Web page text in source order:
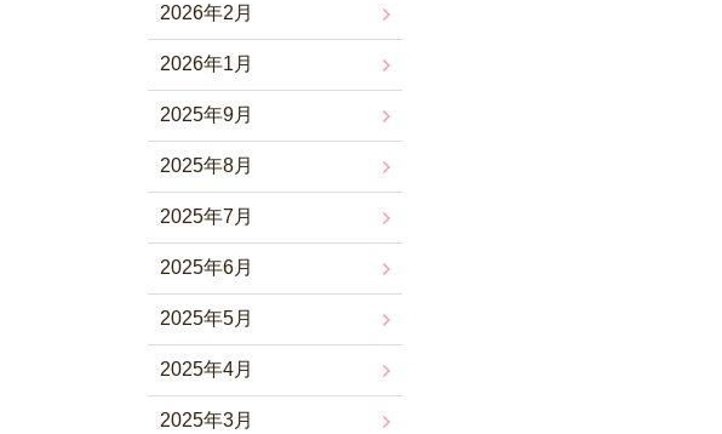
2026年2月
2026年1月
2025年9月
2025年8月
2025年7月
2025年6月
2025年5月
2025年4月
2025年3月